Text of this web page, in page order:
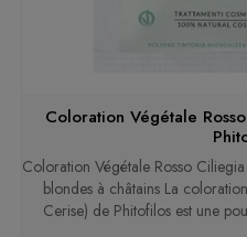
Coloration Végétale
Coloration Végétale Rosso
blondes à châtains La
Cerise) de Phitofilos est une